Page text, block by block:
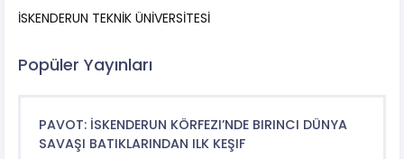
İSKENDERUN TEKNİK ÜNİVERSİTESİ
Popüler Yayınları
PAVOT: İSKENDERUN KÖRFEZI’NDE BIRINCI DÜNYA
SAVAŞI BATIKLARINDAN ILK KEŞIF